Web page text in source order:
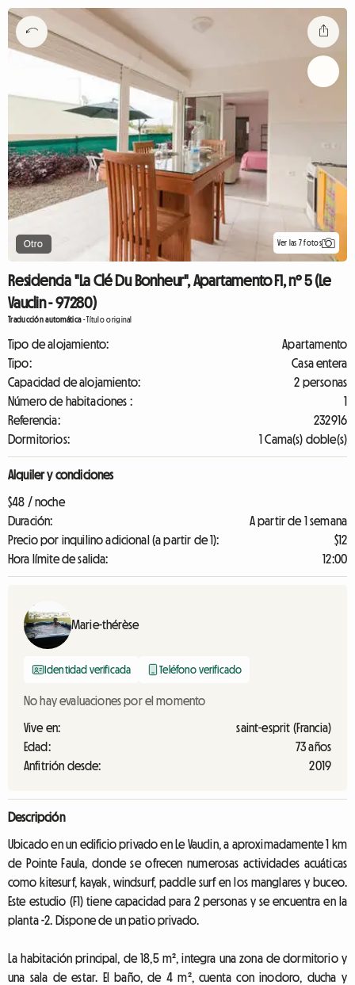
Otro Ver las 7 fotos
Residencia "La Clé Du Bonheur", Apartamento F1, nº 5 (Le
Vauclin - 97280)
Traducción automática-Título original
Tipo de alojamiento:
Apartamento
Tipo:
Casa entera
Capacidad de alojamiento:
2 personas
Número de habitaciones :
1
Referencia:
232916
Dormitorios:
1 Cama(s) doble(s)
Alquiler y condiciones
$48 / noche
Duración:
A partir de 1 semana
Precio por inquilino adicional (a partir de 1):
$12
Hora límite de salida:
12:00
Marie-thérèse
Identidad verificada Teléfono verificado
No hay evaluaciones por el momento
Vive en:
saint-esprit (Francia)
Edad:
73 años
Anfitrión desde:
2019
Descripción
Ubicado en un edificio privado en Le Vauclin, a aproximadamente 1 km
de Pointe Faula, donde se ofrecen numerosas actividades acuáticas
como kitesurf, kayak, windsurf, paddle surf en los manglares y buceo.
Este estudio (F1) tiene capacidad para 2 personas y se encuentra en la
planta -2. Dispone de un patio privado.
La habitación principal, de 18,5 m², integra una zona de dormitorio y
una sala de estar. El baño, de 4 m², cuenta con inodoro, ducha y